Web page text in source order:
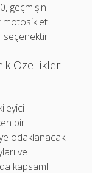
geçmişin
motosiklet
seçenektir.
Özellikler
bir
odaklanacak
ve
kapsamlı